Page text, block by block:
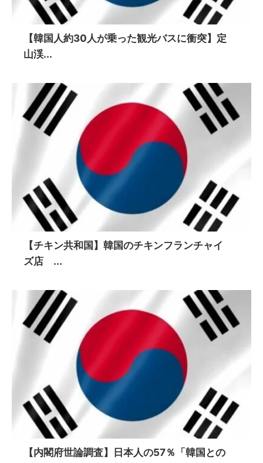
【韓国人約30人が乗った観光バスに衝突】定
山渓...
【チキン共和国】韓国のチキンフランチャイ
ズ店 ...
【内閣府世論調査】日本人の57％「韓国との